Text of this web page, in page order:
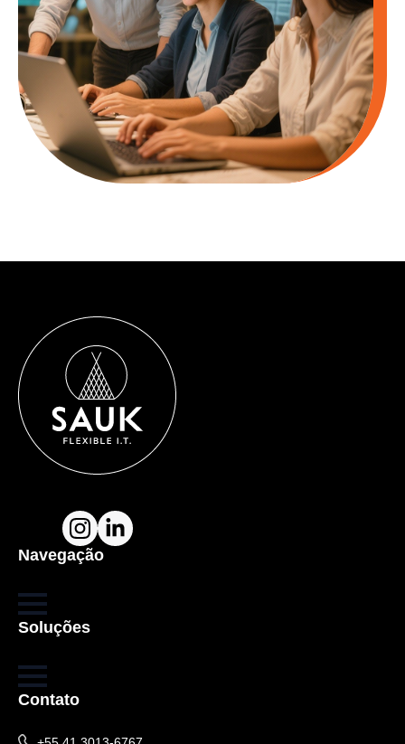
Navegação
Soluções
Contato